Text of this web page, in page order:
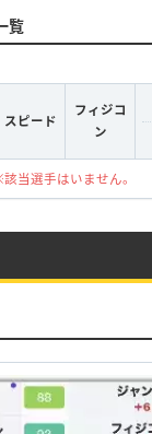
覧
スピード
フィジコ
ン
当選手はいません。